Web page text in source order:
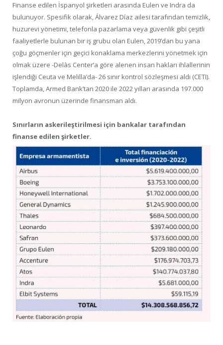
Finanse edilen İspanyol şirketleri arasında Eulen ve Indra da
bulunuyor. Spesifik olarak, Álvarez Díaz ailesi tarafından temizlik,
huzurevi yönetimi, telefonla pazarlama veya güvenlik gibi çeşitli
faaliyetlerle bulunan bir iş grubu olan Eulen, 2019’dan bu yana
çoğu göçmenler için geçici konaklama merkezlerini yönetmek için
olmak üzere -Delàs Center’a göre alenen insan hakları ihlallerinin
işlendiği Ceuta ve Melilla’da- 26 sınır kontrol sözleşmesi aldı (CETI).
Toplamda, Armed Bank’tan 2020 ile 2022 yılları arasında 197.000
milyon avronun üzerinde finansman aldı.
Sınırların askerileştirilmesi için bankalar tarafından
finanse edilen şirketler.